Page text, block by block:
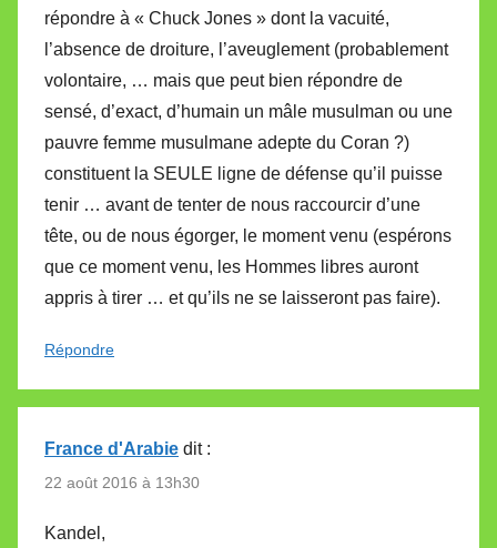
répondre à « Chuck Jones » dont la vacuité,
l’absence de droiture, l’aveuglement (probablement
volontaire, … mais que peut bien répondre de
sensé, d’exact, d’humain un mâle musulman ou une
pauvre femme musulmane adepte du Coran ?)
constituent la SEULE ligne de défense qu’il puisse
tenir … avant de tenter de nous raccourcir d’une
tête, ou de nous égorger, le moment venu (espérons
que ce moment venu, les Hommes libres auront
appris à tirer … et qu’ils ne se laisseront pas faire).
Répondre
France d'Arabie dit :
22 août 2016 à 13h30
Kandel,